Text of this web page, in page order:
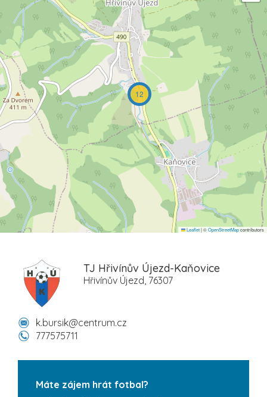
12
Leaflet|©OpenStreetMapcontributors
TJ Hřivínův Újezd-Kaňovice
Hřivínův Újezd, 76307
k.bursik@centrum.cz
777575711
Máte zájem hrát fotbal?